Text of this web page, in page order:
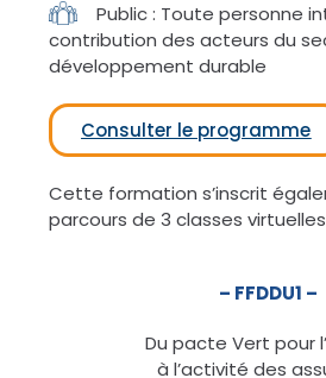
Public : Toute personne
contribution des acteurs du
développement durable
Consulter le programme
Cette formation s’inscrit
parcours de 3 classes
– FFDDU1 –
Du pacte Vert pour
à l’activité des